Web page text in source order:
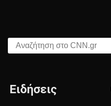
Αναζήτηση στο CNN.gr
Ειδήσεις